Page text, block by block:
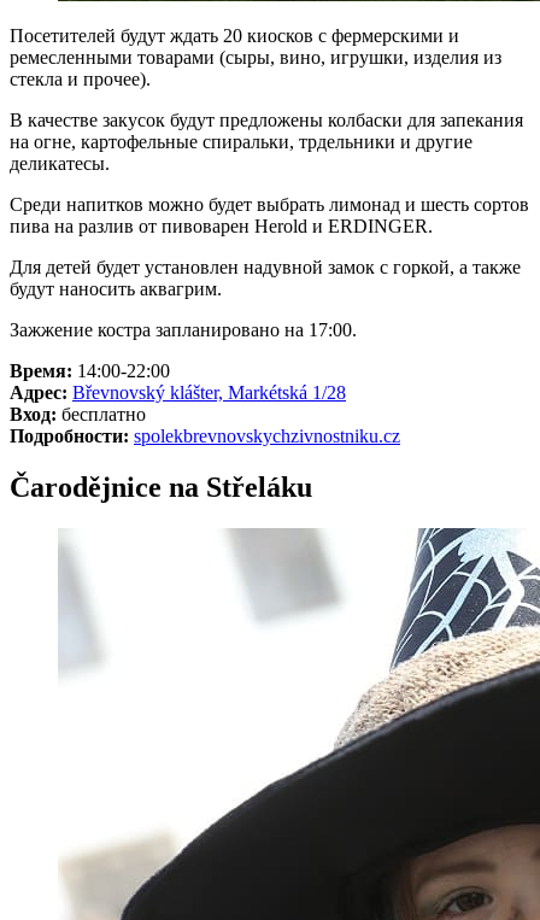
Посетителей будут ждать 20 киосков с фермерскими и
ремесленными товарами (сыры, вино, игрушки, изделия из
стекла и прочее).
В качестве закусок будут предложены колбаски для запекания
на огне, картофельные спиральки, трдельники и другие
деликатесы.
Среди напитков можно будет выбрать лимонад и шесть сортов
пива на разлив от пивоварен Herold и ERDINGER.
Для детей будет установлен надувной замок с горкой, а также
будут наносить аквагрим.
Зажжение костра запланировано на 17:00.
Время: 14:00-22:00
Адрес: Břevnovský klášter, Markétská 1/28
Вход: бесплатно
Подробности: spolekbrevnovskychzivnostniku.cz
Čarodějnice na Střeláku